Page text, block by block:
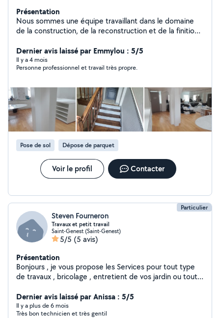
Présentation
Nous sommes une équipe travaillant dans le domaine
de la construction, de la reconstruction et de la finition
Nous travaillons dans la construction, la peinture, le
revêtement de sol, l'installation de tous types de
cuisines ainsi que les modifications.
Dernier avis laissé par Emmylou : 5/5
Il y a 4 mois
Personne professionnel et travail très propre.
Pose de sol Dépose de parquet
Voir le profil Contacter
Particulier
Steven Fourneron
Travaux et petit travail
Saint-Genest (Saint-Genest)
5/5 (5 avis)
Présentation
Bonjours , je vous propose les Services pour tout type
de travaux , bricolage , entretient de vos jardin ou tout
Dernier avis laissé par Anissa : 5/5
Il y a plus de 6 mois
Très bon technicien et très gentil